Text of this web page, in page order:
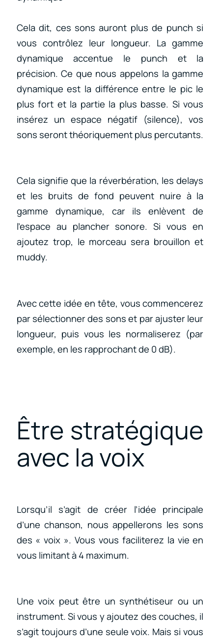
Cela dit, ces sons auront plus de punch si
vous contrôlez leur longueur. La gamme
dynamique accentue le punch et la
précision. Ce que nous appelons la gamme
dynamique est la différence entre le pic le
plus fort et la partie la plus basse. Si vous
insérez un espace négatif (silence), vos
sons seront théoriquement plus percutants.
Cela signifie que la réverbération, les delays
et les bruits de fond peuvent nuire à la
gamme dynamique, car ils enlèvent de
l’espace au plancher sonore. Si vous en
ajoutez trop, le morceau sera brouillon et
muddy.
Avec cette idée en tête, vous commencerez
par sélectionner des sons et par ajuster leur
longueur, puis vous les normaliserez (par
exemple, en les rapprochant de 0 dB).
Être stratégique
avec la voix
Lorsqu’il s’agit de créer l’idée principale
d’une chanson, nous appellerons les sons
des « voix ». Vous vous faciliterez la vie en
vous limitant à 4 maximum.
Une voix peut être un synthétiseur ou un
instrument. Si vous y ajoutez des couches, il
s’agit toujours d’une seule voix. Mais si vous